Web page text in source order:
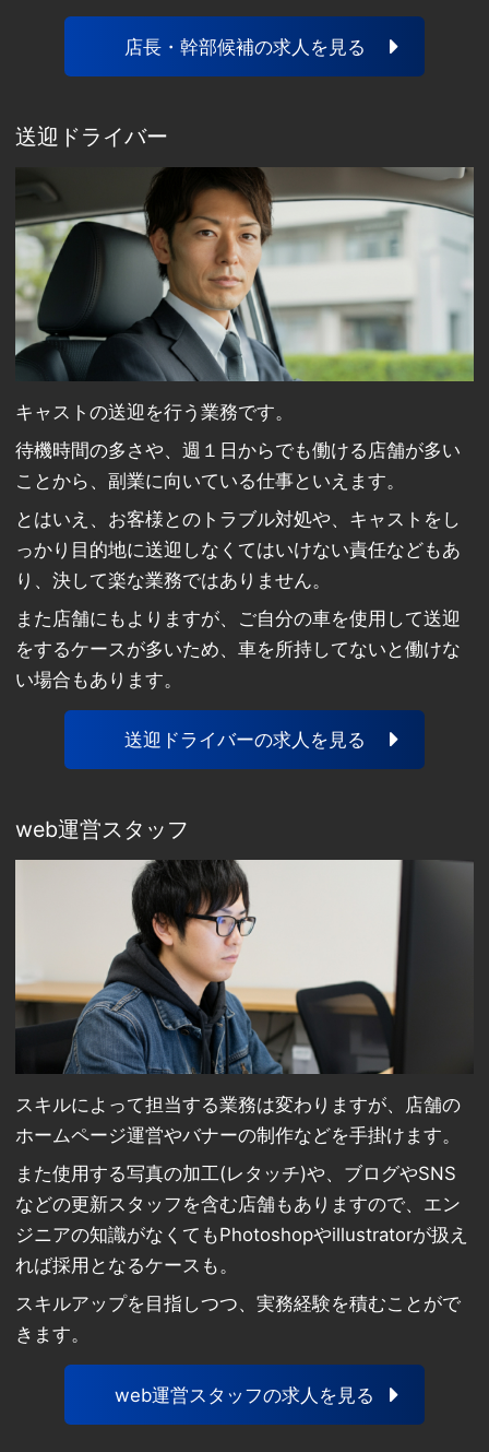
店長・幹部候補の求人を見る
送迎ドライバー
キャストの送迎を行う業務です。
待機時間の多さや、週１日からでも働ける店舗が多い
ことから、副業に向いている仕事といえます。
とはいえ、お客様とのトラブル対処や、キャストをし
っかり目的地に送迎しなくてはいけない責任などもあ
り、決して楽な業務ではありません。
また店舗にもよりますが、ご自分の車を使用して送迎
をするケースが多いため、車を所持してないと働けな
い場合もあります。
送迎ドライバーの求人を見る
web運営スタッフ
スキルによって担当する業務は変わりますが、店舗の
ホームページ運営やバナーの制作などを手掛けます。
また使用する写真の加工(レタッチ)や、ブログやSNS
などの更新スタッフを含む店舗もありますので、エン
ジニアの知識がなくてもPhotoshopやillustratorが扱え
れば採用となるケースも。
スキルアップを目指しつつ、実務経験を積むことがで
きます。
web運営スタッフの求人を見る